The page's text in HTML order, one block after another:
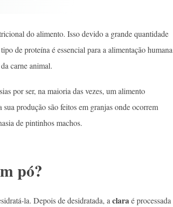
do alimento. Isso devido a grande quantidade
de proteína é essencial para a alimentação humana
carne animal.
por ser, na maioria das vezes, um alimento
produção são feitos em granjas onde ocorrem
de pintinhos machos.
pó?
la. Depois de desidratada, aclaraé processada